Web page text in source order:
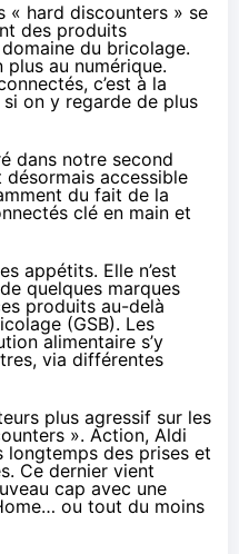
« hard discounters » se
des produits
du bricolage.
au numérique.
c’est à la
si on y regarde de plus
dans notre second
accessible
du fait de la
clé en main et
appétits. Elle n’est
quelques marques
produits au-delà
(GSB). Les
alimentaire s’y
via différentes
plus agressif sur les
». Action, Aldi
longtemps des prises et
Ce dernier vient
cap avec une
… ou tout du moins